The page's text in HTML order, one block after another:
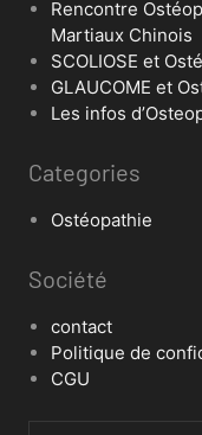
Rencontre
Martiaux Chinois
SCOLIOSE et
GLAUCOME et
Les infos
Categories
Ostéopathie
Société
contact
Politique de
CGU